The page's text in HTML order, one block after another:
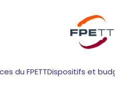
du FPETTDispositifs et